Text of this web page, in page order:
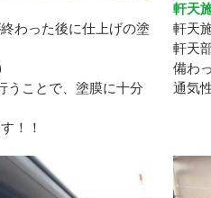
わった後に仕上げの塗
うことで、塗膜に十分
！！
軒天
軒天
軒天
備わ
通気